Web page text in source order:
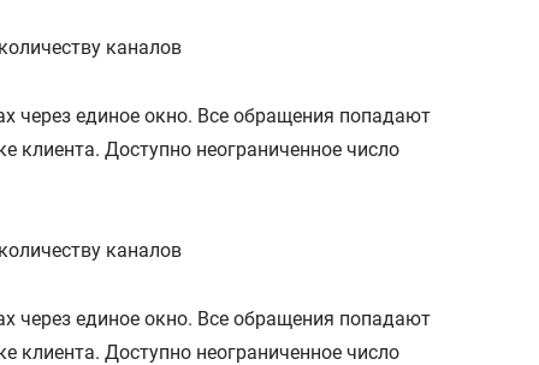
каналов
через единое окно. Все обращения попадают
Доступно неограниченное число
каналов
через единое окно. Все обращения попадают
Доступно неограниченное число